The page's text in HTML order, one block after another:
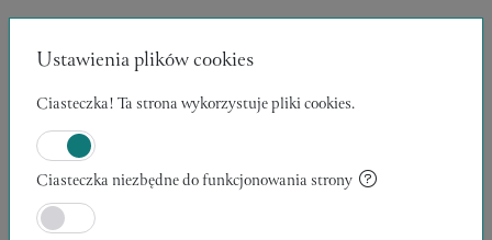
Ustawienia plików cookies
Ciasteczka! Ta strona wykorzystuje pliki cookies.
Ciasteczka niezbędne do funkcjonowania strony